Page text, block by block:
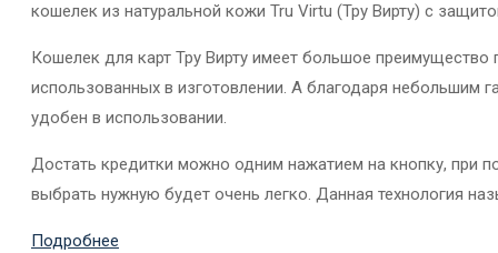
кошелек из натуральной кожи Tru Virtu (Тру Вирту) с
Кошелек для карт Тру Вирту имеет большое
использованных в изготовлении. А благодаря небольшим
удобен в использовании.
Достать кредитки можно одним нажатием на кнопку, при
выбрать нужную будет очень легко. Данная технология
Подробнее